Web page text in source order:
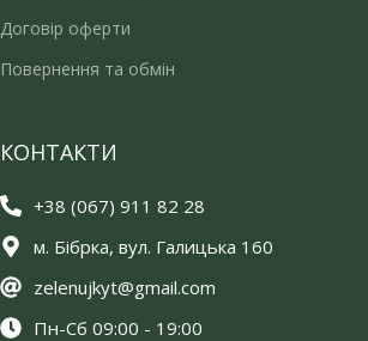
Договір оферти
Повернення та обмін
КОНТАКТИ
+38 (067) 911 82 28
м. Бібрка, вул. Галицька 160
zelenujkyt@gmail.com
Пн-Сб 09:00 - 19:00